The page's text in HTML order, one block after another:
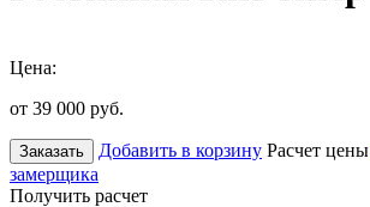
Цена:
от 39 000 руб.
Заказать Добавить в корзину Расчет цены
замерщика
Получить расчет